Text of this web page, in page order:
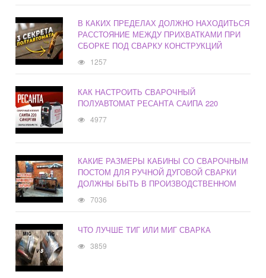
В КАКИХ ПРЕДЕЛАХ ДОЛЖНО НАХОДИТЬСЯ
РАССТОЯНИЕ МЕЖДУ ПРИХВАТКАМИ ПРИ
СБОРКЕ ПОД СВАРКУ КОНСТРУКЦИЙ
1257
КАК НАСТРОИТЬ СВАРОЧНЫЙ
ПОЛУАВТОМАТ РЕСАНТА САИПА 220
4977
КАКИЕ РАЗМЕРЫ КАБИНЫ СО СВАРОЧНЫМ
ПОСТОМ ДЛЯ РУЧНОЙ ДУГОВОЙ СВАРКИ
ДОЛЖНЫ БЫТЬ В ПРОИЗВОДСТВЕННОМ
7036
ЧТО ЛУЧШЕ ТИГ ИЛИ МИГ СВАРКА
3859